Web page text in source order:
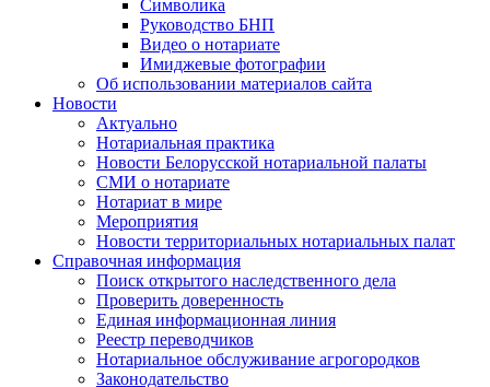
Символика
Руководство БНП
Видео о нотариате
Имиджевые фотографии
Об использовании материалов сайта
Новости
Актуально
Нотариальная практика
Новости Белорусской нотариальной палаты
СМИ о нотариате
Нотариат в мире
Мероприятия
Новости территориальных нотариальных палат
Справочная информация
Поиск открытого наследственного дела
Проверить доверенность
Единая информационная линия
Реестр переводчиков
Нотариальное обслуживание агрогородков
Законодательство